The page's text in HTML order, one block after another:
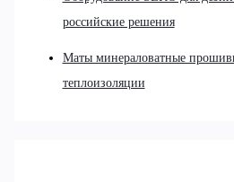
российские решения
Маты минераловатные
теплоизоляции